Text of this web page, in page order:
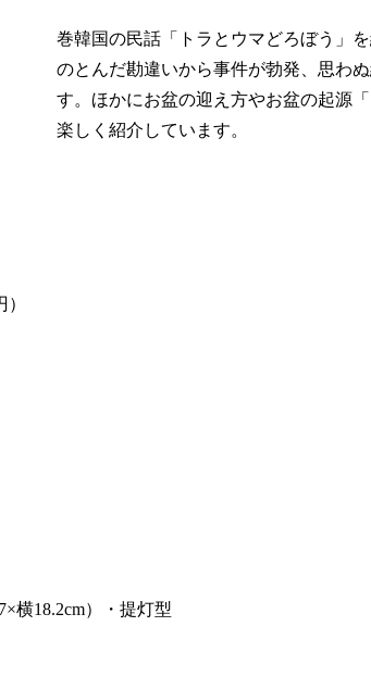
巻韓国の民話「トラとウマどろぼう」
のとんだ勘違いから事件が勃発、思わ
す。ほかにお盆の迎え方やお盆の起源
楽しく紹介しています。
横18.2cm）・提灯型